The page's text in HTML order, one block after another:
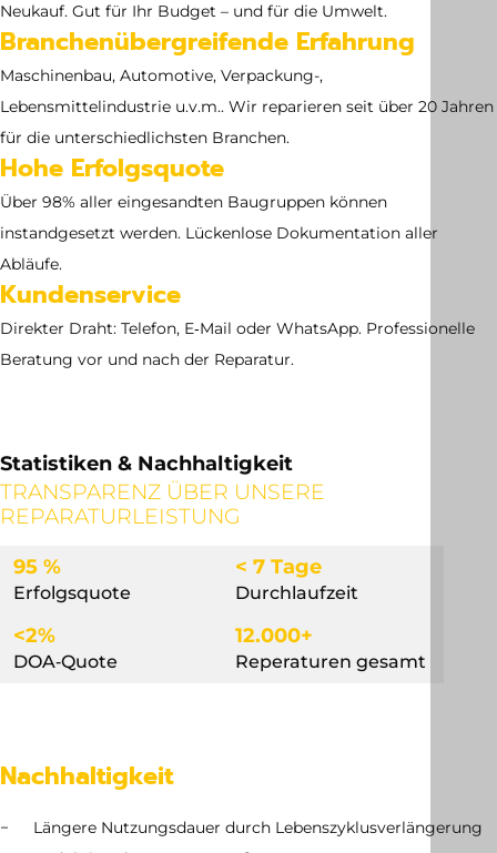
Neukauf. Gut für Ihr Budget – und für die Umwelt.
Branchenübergreifende Erfahrung
Maschinenbau, Automotive, Verpackung-,
Lebensmittelindustrie u.v.m.. Wir reparieren seit über 20 Jahren
für die unterschiedlichsten Branchen.
Hohe Erfolgsquote
Über 98% aller eingesandten Baugruppen können
instandgesetzt werden. Lückenlose Dokumentation aller
Abläufe.
Kundenservice
Direkter Draht: Telefon, E‑Mail oder WhatsApp. Professionelle
Beratung vor und nach der Reparatur.
Statistiken & Nachhaltigkeit
TRANSPARENZ ÜBER UNSERE
REPARATURLEISTUNG
95 %
Erfolgsquote
< 7 Tage
Durchlaufzeit
<2%
DOA‐Quote
12.000+
Reperaturen gesamt
Nachhaltigkeit
Längere Nutzungsdauer durch Lebenszyklusverlängerung